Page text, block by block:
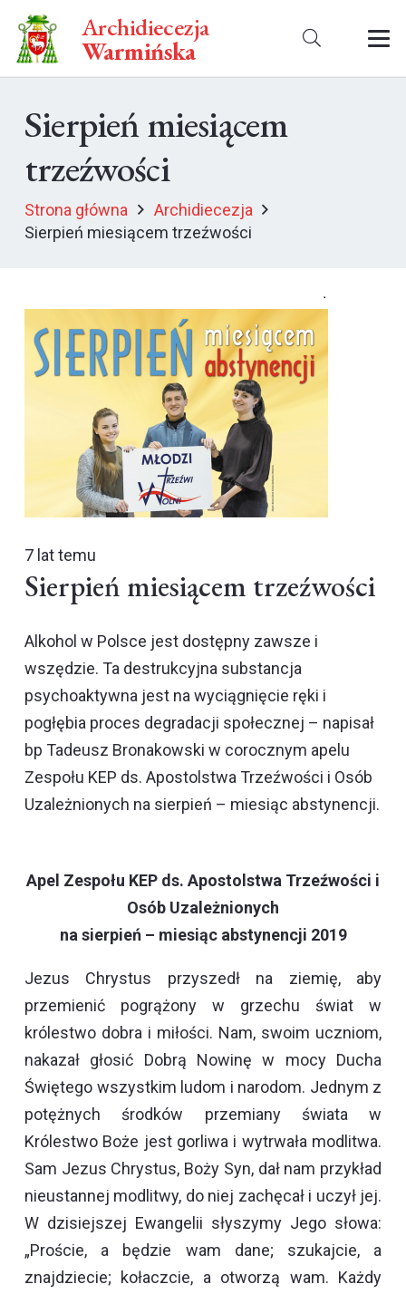
Archidiecezja
Warmińska
Sierpień miesiącem
trzeźwości
Strona główna
Archidiecezja
Sierpień miesiącem trzeźwości
7 lat temu
Sierpień miesiącem trzeźwości
Alkohol w Polsce jest dostępny zawsze i
wszędzie. Ta destrukcyjna substancja
psychoaktywna jest na wyciągnięcie ręki i
pogłębia proces degradacji społecznej – napisał
bp Tadeusz Bronakowski w corocznym apelu
Zespołu KEP ds. Apostolstwa Trzeźwości i Osób
Uzależnionych na sierpień – miesiąc abstynencji.
Apel Zespołu KEP ds. Apostolstwa Trzeźwości i
Osób Uzależnionych
na sierpień – miesiąc abstynencji 2019
Jezus Chrystus przyszedł na ziemię, aby
przemienić pogrążony w grzechu świat w
królestwo dobra i miłości. Nam, swoim uczniom,
nakazał głosić Dobrą Nowinę w mocy Ducha
Świętego wszystkim ludom i narodom. Jednym z
potężnych środków przemiany świata w
Królestwo Boże jest gorliwa i wytrwała modlitwa.
Sam Jezus Chrystus, Boży Syn, dał nam przykład
nieustannej modlitwy, do niej zachęcał i uczył jej.
W dzisiejszej Ewangelii słyszymy Jego słowa:
„Proście, a będzie wam dane; szukajcie, a
znajdziecie; kołaczcie, a otworzą wam. Każdy